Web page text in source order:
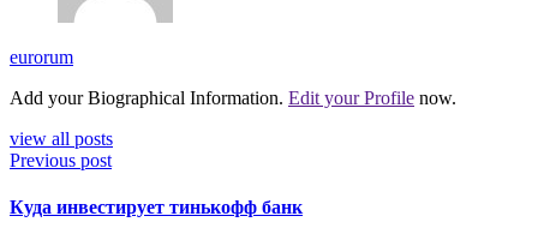
eurorum
Add your Biographical Information. Edit your Profile now.
view all posts
Previous post
Куда инвестирует тинькофф банк